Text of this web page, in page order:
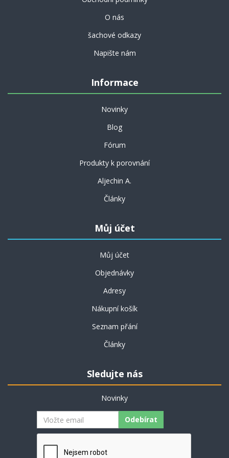
O nás
šachové odkazy
Napište nám
Informace
Novinky
Blog
Fórum
Produkty k porovnání
Aljechin A.
Články
Můj účet
Můj účet
Objednávky
Adresy
Nákupní košík
Seznam přání
Články
Sledujte nás
Novinky
Odebírat